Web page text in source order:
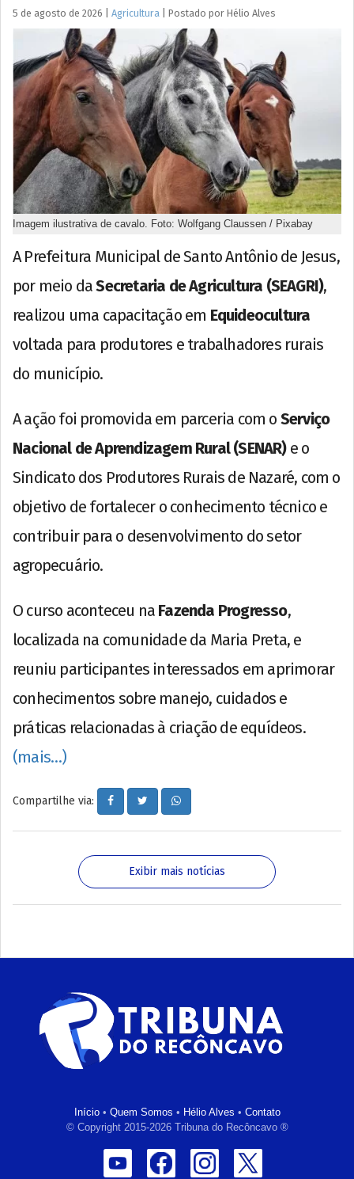
5 de agosto de 2026 Agricultura Postado por Hélio Alves
Imagem ilustrativa de cavalo. Foto: Wolfgang Claussen / Pixabay
A Prefeitura Municipal de Santo Antônio de Jesus,
por meio daSecretaria de Agricultura (SEAGRI),
realizou uma capacitação em Equideocultura
voltada para produtores e trabalhadores rurais
do município.
A ação foi promovida em parceria com o Serviço
Nacional de Aprendizagem Rural (SENAR)e o
Sindicato dos Produtores Rurais de Nazaré, com o
objetivo de fortalecer o conhecimento técnico e
contribuir para o desenvolvimento do setor
agropecuário.
O curso aconteceu na Fazenda Progresso,
localizada na comunidade da Maria Preta, e
reuniu participantes interessados em aprimorar
conhecimentos sobre manejo, cuidados e
práticas relacionadas à criação de equídeos.
(mais…)
Compartilhe via:
Exibir mais notícias
Início• Quem Somos • Hélio Alves • Contato
© Copyright 2015-2026 Tribuna do Recôncavo ®